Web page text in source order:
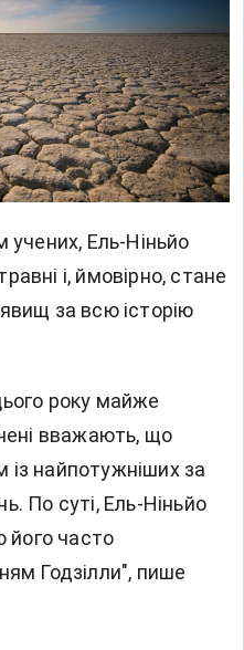
учених, Ель-Ніньйо
і, ймовірно, стане
за всю історію
року майже
вважають, що
найпотужніших за
По суті, Ель-Ніньйо
його часто
Годзілли", пише